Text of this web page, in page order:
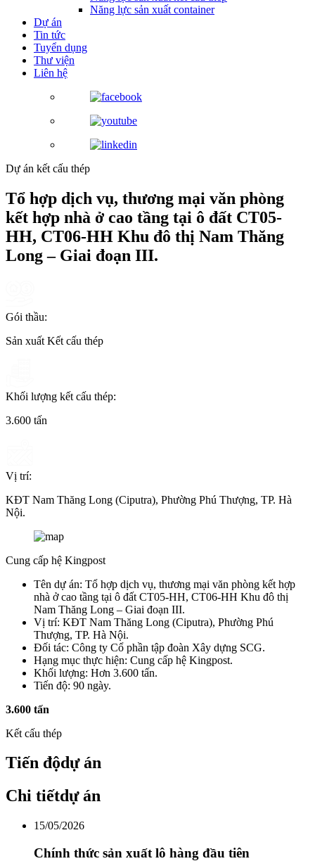
Năng lực sản xuất container
Dự án
Tin tức
Tuyển dụng
Thư viện
Liên hệ
Dự án kết cấu thép
Tổ hợp dịch vụ, thương mại văn phòng
kết hợp nhà ở cao tầng tại ô đất CT05-
HH, CT06-HH Khu đô thị Nam Thăng
Long – Giai đoạn III.
Gói thầu:
Sản xuất Kết cấu thép
Khối lượng kết cấu thép:
3.600 tấn
Vị trí:
KĐT Nam Thăng Long (Ciputra), Phường Phú Thượng, TP. Hà
Nội.
Cung cấp hệ Kingpost
Tên dự án: Tổ hợp dịch vụ, thương mại văn phòng kết hợp
nhà ở cao tầng tại ô đất CT05-HH, CT06-HH Khu đô thị
Nam Thăng Long – Giai đoạn III.
Vị trí: KĐT Nam Thăng Long (Ciputra), Phường Phú
Thượng, TP. Hà Nội.
Đối tác: Công ty Cổ phần tập đoàn Xây dựng SCG.
Hạng mục thực hiện: Cung cấp hệ Kingpost.
Khối lượng: Hơn 3.600 tấn.
Tiến độ: 90 ngày.
3.600 tấn
Kết cấu thép
Tiến độdự án
Chi tiếtdự án
15/05/2026
Chính thức sản xuất lô hàng đầu tiên